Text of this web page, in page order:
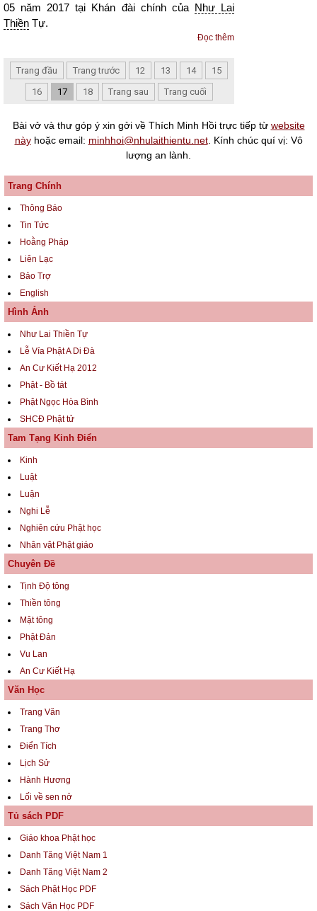
05 năm 2017 tại Khán đài chính của Như Lai
Thiền Tự.
Đọc thêm
Trang đầu Trang trước 12 13 14
15
16
17 18 Trang sau Trang cuối
Bài vở và thư góp ý xin gởi về Thích Minh Hồi trực tiếp từ website
nàyhoặc email: minhhoi@nhulaithientu.net. Kính chúc quí vị: Vô
lượng an lành.
Trang Chính
Thông Báo
Tin Tức
Hoằng Pháp
Liên Lạc
Bảo Trợ
English
Hình Ảnh
Như Lai Thiền Tự
Lễ Vía Phật A Di Đà
An Cư Kiết Hạ 2012
Phật - Bồ tát
Phật Ngọc Hòa Bình
SHCĐ Phật tử
Tam Tạng Kinh Điển
Kinh
Luật
Luận
Nghi Lễ
Nghiên cứu Phật học
Nhân vật Phật giáo
Chuyên Đề
Tịnh Độ tông
Thiền tông
Mật tông
Phật Đản
Vu Lan
An Cư Kiết Hạ
Văn Học
Trang Văn
Trang Thơ
Điển Tích
Lịch Sử
Hành Hương
Lối về sen nở
Tủ sách PDF
Giáo khoa Phật học
Danh Tăng Việt Nam 1
Danh Tăng Việt Nam 2
Sách Phật Học PDF
Sách Văn Học PDF